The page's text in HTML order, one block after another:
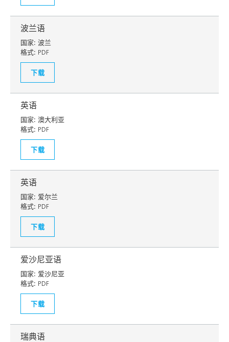
波兰语
国家: 波兰
格式: PDF
下载
英语
国家: 澳大利亚
格式: PDF
下载
英语
国家: 爱尔兰
格式: PDF
下载
爱沙尼亚语
国家: 爱沙尼亚
格式: PDF
下载
瑞典语